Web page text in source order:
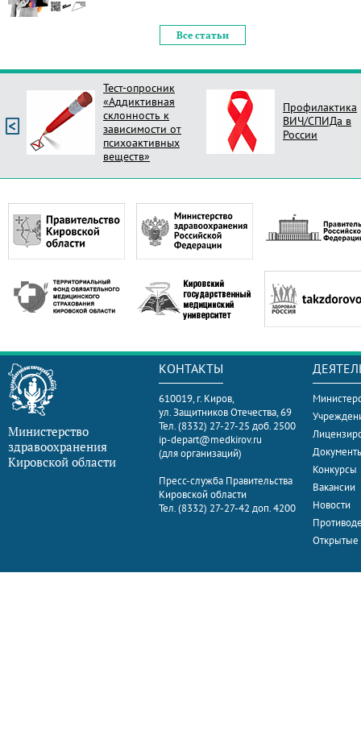
Все статьи
Тест-опросник
«Аддиктивная
склонность к
зависимости от
психоактивных
веществ»
Профилактика
ВИЧ/СПИДа в
России
Министерство
здравоохранения
Кировской области
КОНТАКТЫ
610019, г. Киров,
ул. Защитников Отечества, 69
Тел. (8332) 27-27-25 доб. 2500
ip-depart@medkirov.ru
(для организаций)
Пресс-служба Правительства
Кировской области
Тел. (8332) 27-27-42 доп. 4200
Конкурсы
Вакансии
Новости